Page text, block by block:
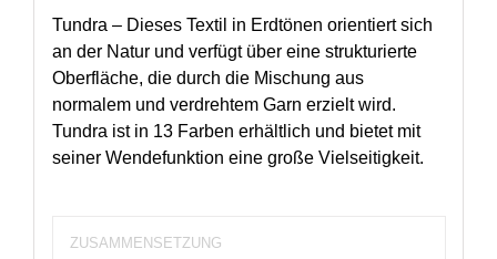
Tundra – Dieses Textil in Erdtönen orientiert sich
an der Natur und verfügt über eine strukturierte
Oberfläche, die durch die Mischung aus
normalem und verdrehtem Garn erzielt wird.
Tundra ist in 13 Farben erhältlich und bietet mit
seiner Wendefunktion eine große Vielseitigkeit.
ZUSAMMENSETZUNG